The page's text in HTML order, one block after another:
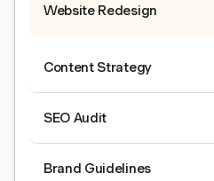
Website Redesign
Content Strategy
SEO Audit
Brand Guidelines